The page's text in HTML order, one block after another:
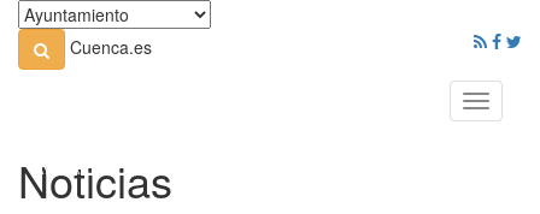
Cuenca.es
Toggle
Noticias